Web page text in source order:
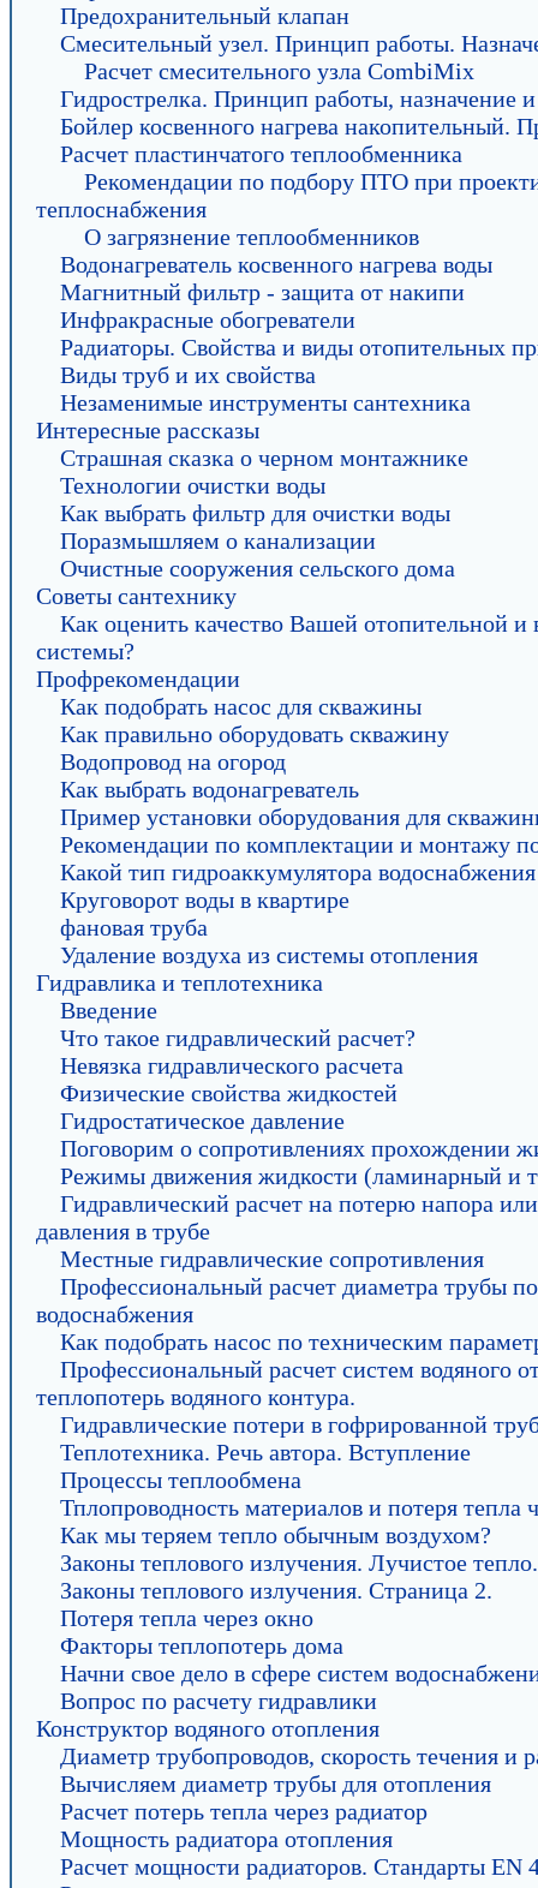
Предохранительный клапан
Смесительный узел. Принцип работы.
Расчет смесительного узла CombiMix
Гидрострелка. Принцип работы, назначение
Бойлер косвенного нагрева накопительный.
Расчет пластинчатого теплообменника
Рекомендации по подбору ПТО при
теплоснабжения
О загрязнение теплообменников
Водонагреватель косвенного нагрева воды
Магнитный фильтр - защита от накипи
Инфракрасные обогреватели
Радиаторы. Свойства и виды отопительных
Виды труб и их свойства
Незаменимые инструменты сантехника
Интересные рассказы
Страшная сказка о черном монтажнике
Технологии очистки воды
Как выбрать фильтр для очистки воды
Поразмышляем о канализации
Очистные сооружения сельского дома
Советы сантехнику
Как оценить качество Вашей отопительной и
системы?
Профрекомендации
Как подобрать насос для скважины
Как правильно оборудовать скважину
Водопровод на огород
Как выбрать водонагреватель
Пример установки оборудования для
Рекомендации по комплектации и монтажу
Какой тип гидроаккумулятора
Круговорот воды в квартире
фановая труба
Удаление воздуха из системы отопления
Гидравлика и теплотехника
Введение
Что такое гидравлический расчет?
Невязка гидравлического расчета
Физические свойства жидкостей
Гидростатическое давление
Поговорим о сопротивлениях прохождении
Режимы движения жидкости (ламинарный и
Гидравлический расчет на потерю напора
давления в трубе
Местные гидравлические сопротивления
Профессиональный расчет диаметра трубы
водоснабжения
Как подобрать насос по техническим
Профессиональный расчет систем водяного
теплопотерь водяного контура.
Гидравлические потери в гофрированной
Теплотехника. Речь автора. Вступление
Процессы теплообмена
Тплопроводность материалов и потеря тепла
Как мы теряем тепло обычным воздухом?
Законы теплового излучения. Лучистое тепло.
Законы теплового излучения. Страница 2.
Потеря тепла через окно
Факторы теплопотерь дома
Начни свое дело в сфере систем
Вопрос по расчету гидравлики
Конструктор водяного отопления
Диаметр трубопроводов, скорость течения и
Вычисляем диаметр трубы для отопления
Расчет потерь тепла через радиатор
Мощность радиатора отопления
Расчет мощности радиаторов. Стандарты EN